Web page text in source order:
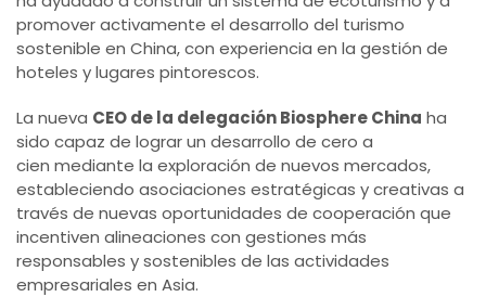
promover activamente el desarrollo del turismo
sostenible en China, con experiencia en la gestión de
hoteles y lugares pintorescos.
La nueva CEO de la delegación Biosphere China ha
sido capaz de lograr un desarrollo de cero a
cien mediante la exploración de nuevos mercados,
estableciendo asociaciones estratégicas y creativas a
través de nuevas oportunidades de cooperación que
incentiven alineaciones con gestiones más
responsables y sostenibles de las actividades
empresariales en Asia.